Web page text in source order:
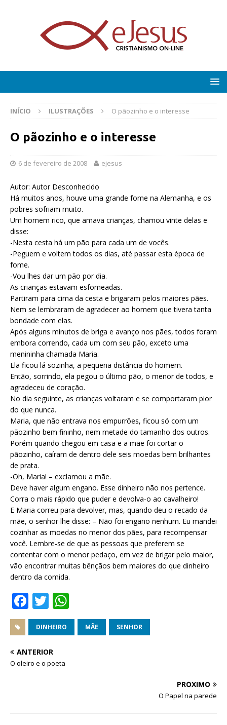
INÍCIO ILUSTRAÇÕES O pãozinho e o interesse
O pãozinho e o interesse
6 de fevereiro de 2008 ejesus
Autor: Autor Desconhecido
Há muitos anos, houve uma grande fome na Alemanha, e os
pobres sofriam muito.
Um homem rico, que amava crianças, chamou vinte delas e
disse:
-Nesta cesta há um pão para cada um de vocês.
-Peguem e voltem todos os dias, até passar esta época de
fome.
-Vou lhes dar um pão por dia.
As crianças estavam esfomeadas.
Partiram para cima da cesta e brigaram pelos maiores pães.
Nem se lembraram de agradecer ao homem que tivera tanta
bondade com elas.
Após alguns minutos de briga e avanço nos pães, todos foram
embora correndo, cada um com seu pão, exceto uma
menininha chamada Maria.
Ela ficou lá sozinha, a pequena distância do homem.
Então, sorrindo, ela pegou o último pão, o menor de todos, e
agradeceu de coração.
No dia seguinte, as crianças voltaram e se comportaram pior
do que nunca.
Maria, que não entrava nos empurrões, ficou só com um
pãozinho bem fininho, nem metade do tamanho dos outros.
Porém quando chegou em casa e a mãe foi cortar o
pãozinho, caíram de dentro dele seis moedas bem brilhantes
de prata.
-Oh, Maria! – exclamou a mãe.
Deve haver algum engano. Esse dinheiro não nos pertence.
Corra o mais rápido que puder e devolva-o ao cavalheiro!
E Maria correu para devolver, mas, quando deu o recado da
mãe, o senhor lhe disse: – Não foi engano nenhum. Eu mandei
cozinhar as moedas no menor dos pães, para recompensar
você. Lembre-se de que as pessoas que preferem se
contentar com o menor pedaço, em vez de brigar pelo maior,
vão encontrar muitas bênçãos bem maiores do que dinheiro
dentro da comida.
F
a
c
e
b
T
w
it
te
r
h
at
DINHEIRO MÃE SENHOR
ANTERIOR
O oleiro e o poeta
PRÓXIMO
O Papel na parede